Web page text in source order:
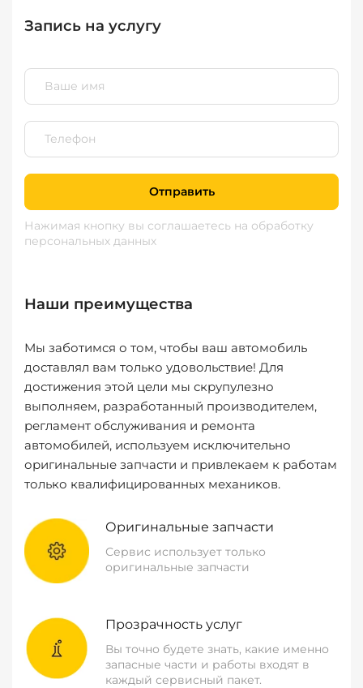
Запись на услугу
Отправить
Нажимая кнопку вы соглашаетесь на обработку
персональных данных
Наши преимущества
Мы заботимся о том, чтобы ваш автомобиль
доставлял вам только удовольствие! Для
достижения этой цели мы скрупулезно
выполняем, разработанный производителем,
регламент обслуживания и ремонта
автомобилей, используем исключительно
оригинальные запчасти и привлекаем к работам
только квалифицированных механиков.
Оригинальные запчасти
Сервис использует только
оригинальные запчасти
Прозрачность услуг
Вы точно будете знать, какие именно
запасные части и работы входят в
каждый сервисный пакет.